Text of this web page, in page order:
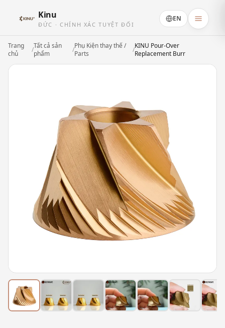
Kinu
ĐỨC · CHÍNH XÁC TUYỆT ĐỐI
EN
Trang
chủ
/Tất cả sản
phẩm
/Phụ Kiện thay thế /
Parts
/KINU Pour-Over
Replacement Burr